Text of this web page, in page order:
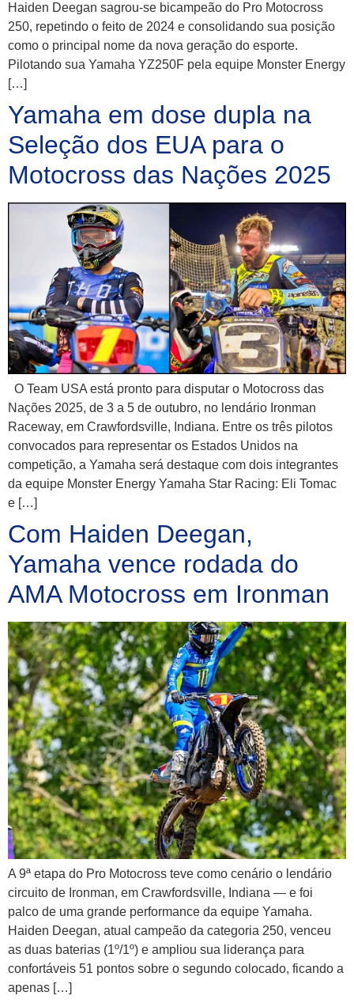
Haiden Deegan sagrou-se bicampeão do Pro Motocross
250, repetindo o feito de 2024 e consolidando sua posição
como o principal nome da nova geração do esporte.
Pilotando sua Yamaha YZ250F pela equipe Monster Energy
[…]
Yamaha em dose dupla na
Seleção dos EUA para o
Motocross das Nações 2025
O Team USA está pronto para disputar o Motocross das
Nações 2025, de 3 a 5 de outubro, no lendário Ironman
Raceway, em Crawfordsville, Indiana. Entre os três pilotos
convocados para representar os Estados Unidos na
competição, a Yamaha será destaque com dois integrantes
da equipe Monster Energy Yamaha Star Racing: Eli Tomac
e […]
Com Haiden Deegan,
Yamaha vence rodada do
AMA Motocross em Ironman
A 9ª etapa do Pro Motocross teve como cenário o lendário
circuito de Ironman, em Crawfordsville, Indiana — e foi
palco de uma grande performance da equipe Yamaha.
Haiden Deegan, atual campeão da categoria 250, venceu
as duas baterias (1º/1º) e ampliou sua liderança para
confortáveis 51 pontos sobre o segundo colocado, ficando a
apenas […]